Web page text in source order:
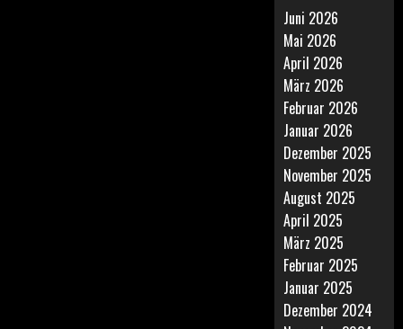
Juni 2026
Mai 2026
April 2026
März 2026
Februar 2026
Januar 2026
Dezember 2025
November 2025
August 2025
April 2025
März 2025
Februar 2025
Januar 2025
Dezember 2024